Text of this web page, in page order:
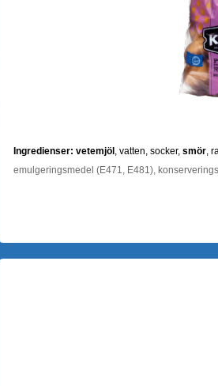
Ingredienser: vetemjöl , vatten, socker, smör,
emulgeringsmedel (E471, E481),